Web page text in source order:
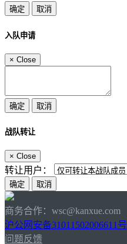
入队申请
× Close
战队转让
× Close
转让用户：
商务合作：wsc@kanxue.com
沪公网安备31011502006611号
问题反馈